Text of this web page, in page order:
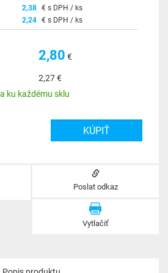
2,38 € s DPH / ks
2,24 € s DPH / ks
2,80 €
2,27€
ku každému sklu
Poslat odkaz
Vytlačiť